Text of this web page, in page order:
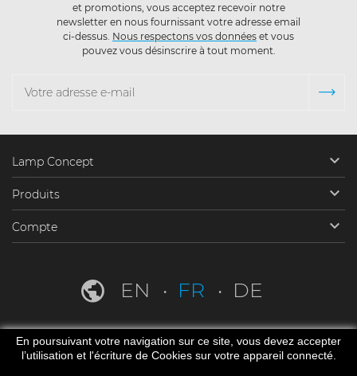
et promotions, vous acceptez recevoir notre
newsletter en nous fournissant votre adresse email
ci-dessus. Nous respectons vos données et vous
pouvez vous désinscrire à tout moment.
Lamp Concept 
Produits 
Compte 
EN FR DE
En poursuivant votre navigation sur ce site, vous devez accepter
l’utilisation et l'écriture de Cookies sur votre appareil connecté.